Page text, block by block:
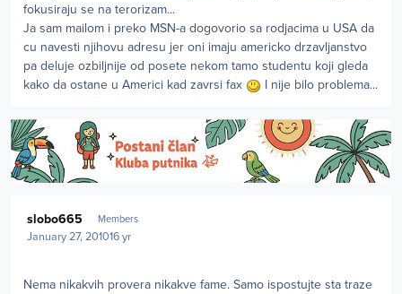
fokusiraju se na terorizam...
Ja sam mailom i preko MSN-a dogovorio sa rodjacima u USA da
cu navesti njihovu adresu jer oni imaju americko drzavljanstvo
pa deluje ozbiljnije od posete nekom tamo studentu koji gleda
kako da ostane u Americi kad zavrsi fax
I nije bilo problema...
slobo665 Members
January 27, 201016 yr
Nema nikakvih provera nikakve fame. Samo ispostujte sta traze